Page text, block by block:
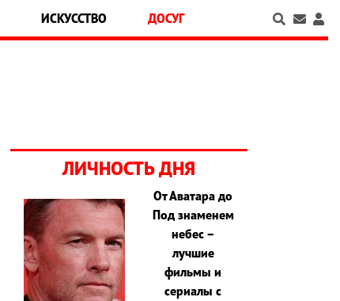
ИСКУССТВО ДОСУГ
ЛИЧНОСТЬ ДНЯ
От Аватара до
Под знаменем
небес –
лучшие
фильмы и
сериалы с